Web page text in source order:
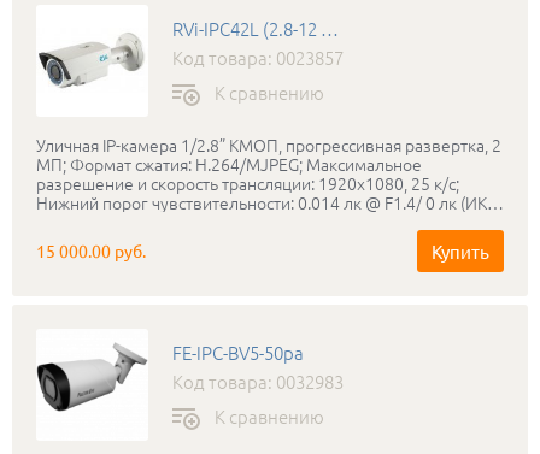
RVi-IPC42L (2.8-12 мм)
Код товара: 0023857
К сравнению
Уличная IP-камера 1/2.8” КМОП, прогрессивная развертка, 2
МП; Формат сжатия: H.264/MJPEG; Максимальное
разрешение и скорость трансляции: 1920х1080, 25 к/с;
Нижний порог чувствительности: 0.014 лк @ F1.4/ 0 лк (ИК
ночь»: Механический ИК-фильтр; ИК-подсветка: до 30
метров; Запись на micro SD карту до 64 ГБ; Соответствие
стандартам ONVIF; Класс защиты: IP66; Диапазон рабочих
поставляется бесплатное профессиональное программное
обеспечение RVi-SmartPSS.
15 000.00 руб. Купить
FE-IPC-BV5-50pa
Код товара: 0032983
К сравнению